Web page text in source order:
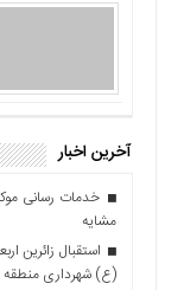
آخرین اخبار
مشایه
استقبال زائرین
(ع) شهرداری